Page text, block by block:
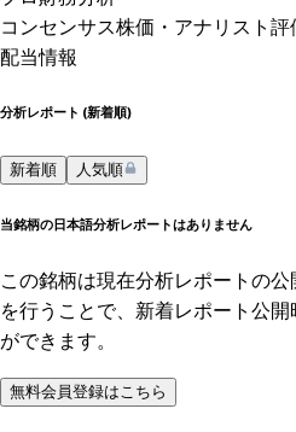
コンセンサス株価 ・アナリスト評
配当情報
分析レポート (新着順)
新着順 人気順
当銘柄の日本語分析レポートはありません
この銘柄は現在分析レポートの
を行うことで、新着レポート公
ができます。
無料会員登録はこちら